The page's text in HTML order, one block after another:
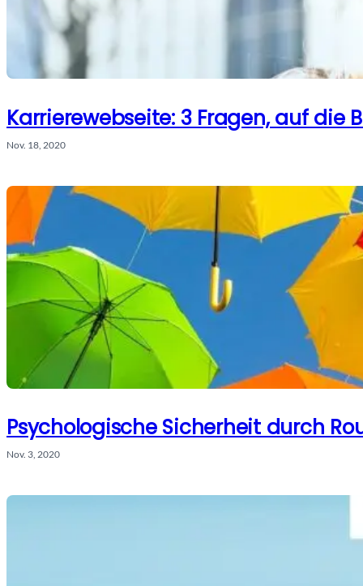
Karrierewebseite: 3 Fragen, auf die
Nov. 18, 2020
Psychologische Sicherheit durch
Nov. 3, 2020